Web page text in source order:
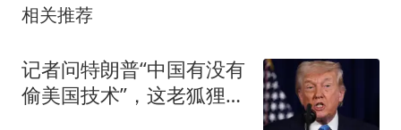
相关推荐
记者问特朗普“中国有没有
偷美国技术”，这老狐狸回